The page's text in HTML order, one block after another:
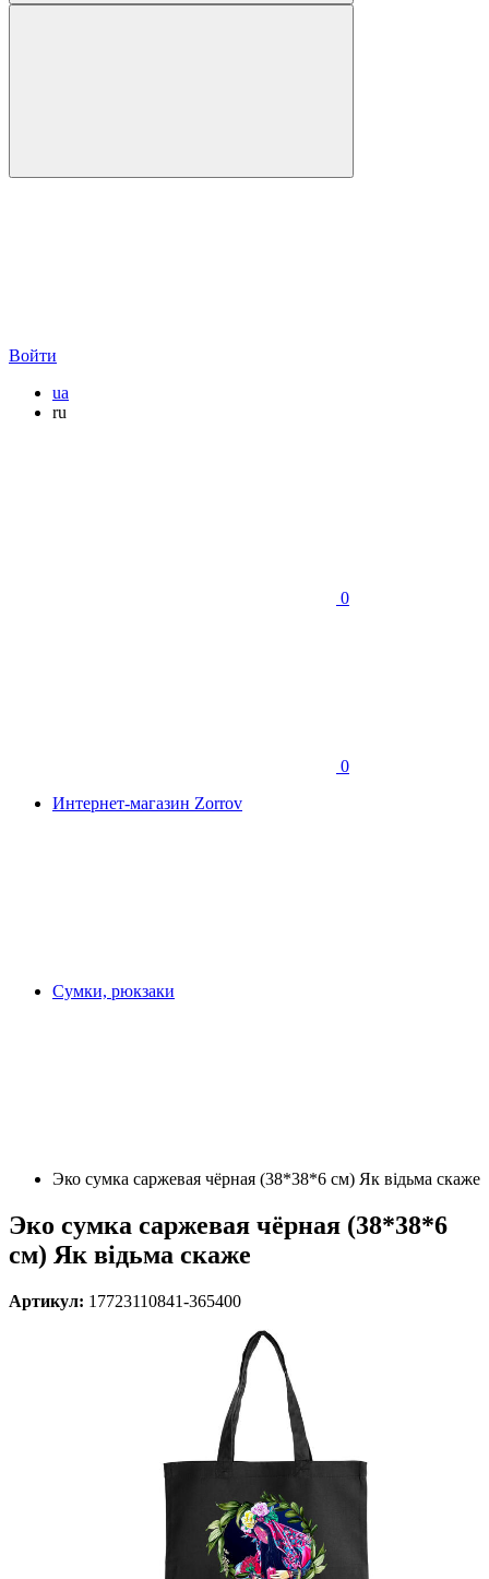
Войти
ua
ru
0
0
Интернет-магазин Zorrov
Сумки, рюкзаки
Эко сумка саржевая чёрная (38*38*6 см) Як відьма скаже
Эко сумка саржевая чёрная (38*38*6
см) Як відьма скаже
Артикул: 17723110841-365400